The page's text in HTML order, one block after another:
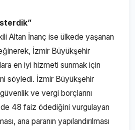
Altan İnanç ise ülkede yaşanan
İzmir Büyükşehir
en iyi hizmeti sunmak için
söyledi. İzmir Büyükşehir
ve vergi borçlarını
48 faiz ödediğini vurgulayan
ana paranın yapılandırılması